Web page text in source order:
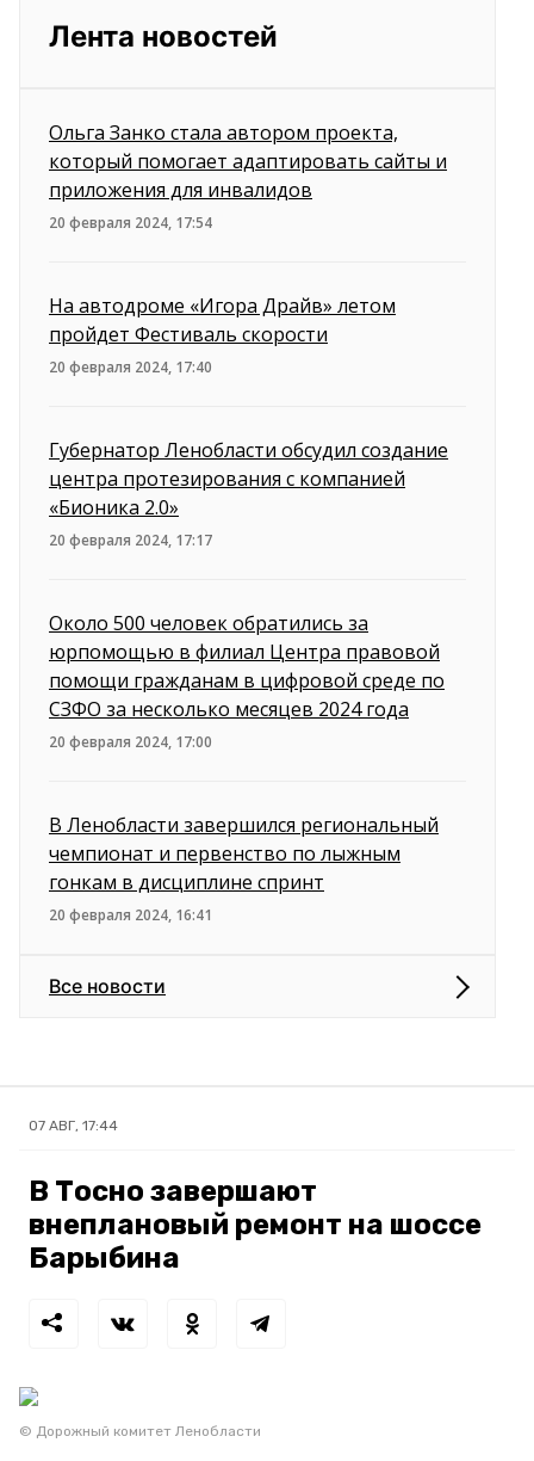
Лента новостей
Ольга Занко стала автором проекта,
который помогает адаптировать сайты и
приложения для инвалидов
20 февраля 2024, 17:54
На автодроме «Игора Драйв» летом
пройдет Фестиваль скорости
20 февраля 2024, 17:40
Губернатор Ленобласти обсудил создание
центра протезирования с компанией
«Бионика 2.0»
20 февраля 2024, 17:17
Около 500 человек обратились за
юрпомощью в филиал Центра правовой
помощи гражданам в цифровой среде по
СЗФО за несколько месяцев 2024 года
20 февраля 2024, 17:00
В Ленобласти завершился региональный
чемпионат и первенство по лыжным
гонкам в дисциплине спринт
20 февраля 2024, 16:41
Все новости
07 АВГ, 17:44
В Тосно завершают
внеплановый ремонт на шоссе
Барыбина
© Дорожный комитет Ленобласти